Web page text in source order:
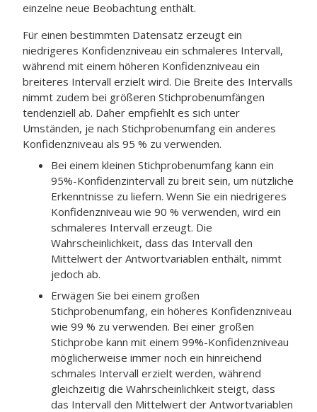
einzelne neue Beobachtung enthält.
Für einen bestimmten Datensatz erzeugt ein
niedrigeres Konfidenzniveau ein schmaleres Intervall,
während mit einem höheren Konfidenzniveau ein
breiteres Intervall erzielt wird. Die Breite des Intervalls
nimmt zudem bei größeren Stichprobenumfängen
tendenziell ab. Daher empfiehlt es sich unter
Umständen, je nach Stichprobenumfang ein anderes
Konfidenzniveau als 95 % zu verwenden.
Bei einem kleinen Stichprobenumfang kann ein
95%-Konfidenzintervall zu breit sein, um nützliche
Erkenntnisse zu liefern. Wenn Sie ein niedrigeres
Konfidenzniveau wie 90 % verwenden, wird ein
schmaleres Intervall erzeugt. Die
Wahrscheinlichkeit, dass das Intervall den
Mittelwert der Antwortvariablen enthält, nimmt
jedoch ab.
Erwägen Sie bei einem großen
Stichprobenumfang, ein höheres Konfidenzniveau
wie 99 % zu verwenden. Bei einer großen
Stichprobe kann mit einem 99%-Konfidenzniveau
möglicherweise immer noch ein hinreichend
schmales Intervall erzielt werden, während
gleichzeitig die Wahrscheinlichkeit steigt, dass
das Intervall den Mittelwert der Antwortvariablen